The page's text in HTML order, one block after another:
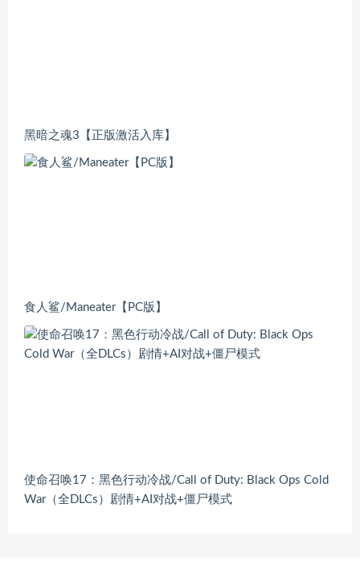
黑暗之魂3【正版激活入库】
食人鲨/Maneater【PC版】
使命召唤17：黑色行动冷战/Call of Duty: Black Ops Cold
War（全DLCs）剧情+AI对战+僵尸模式